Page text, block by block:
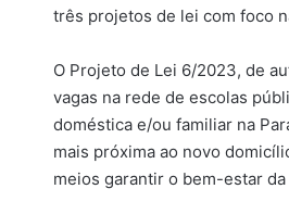
três projetos de lei com foco
O Projeto de Lei 6/2023, de
vagas na rede de escolas
doméstica e/ou familiar na
mais próxima ao novo
meios garantir o bem-estar